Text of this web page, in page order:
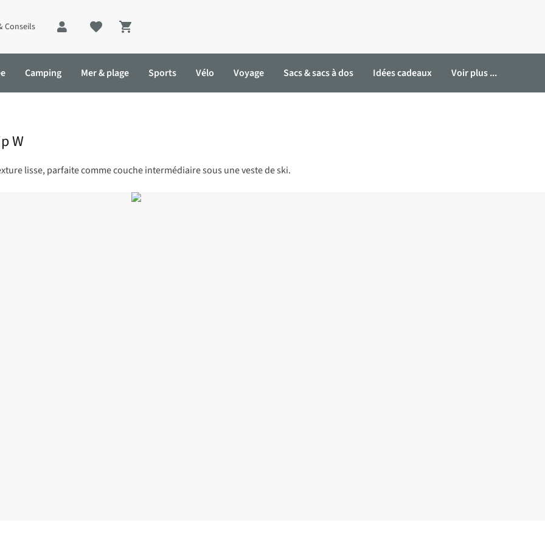
Conseils
Shopping cart
Camping Mer & plage Sports Vélo Voyage Sacs & sacs à dos Idées cadeaux Voir plus ...
W
lisse, parfaite comme couche intermédiaire sous une veste de ski.